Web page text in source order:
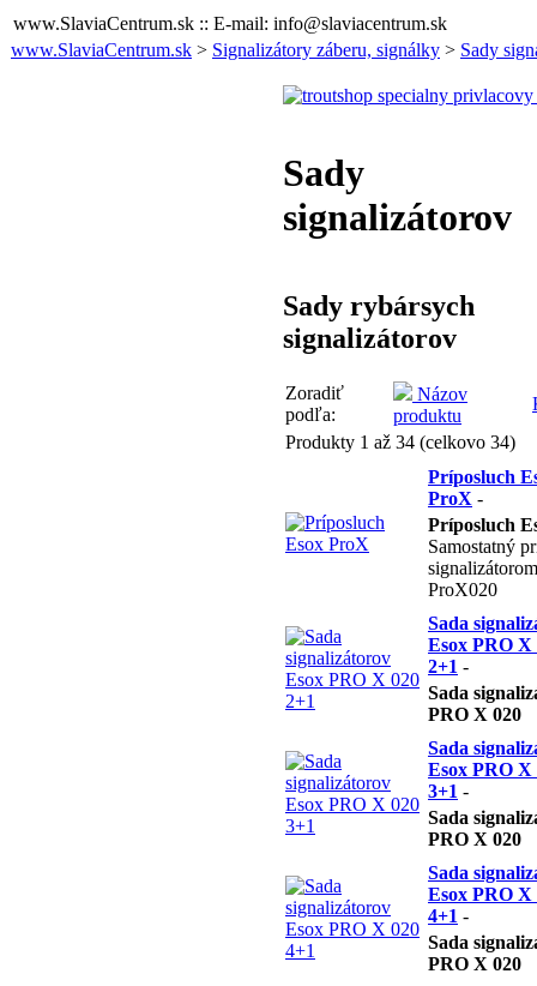
www.SlaviaCentrum.sk :: E-mail: info@slaviacentrum.sk
www.SlaviaCentrum.sk > Signalizátory záberu, signálky > Sady
Sady
signalizátorov
Sady rybársych
signalizátorov
Zoradiť
podľa:
Názov
produktu
Produkty 1 až 34 (celkovo 34)
Príposluch
ProX -
Príposluch
Samostatný
ProX020
Sada
Esox PRO X
2+1 -
Sada
PRO X 020
Sada
Esox PRO X
3+1 -
Sada
PRO X 020
Sada
Esox PRO X
4+1 -
Sada
PRO X 020